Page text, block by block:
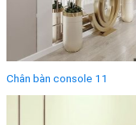
Chân bàn console 11